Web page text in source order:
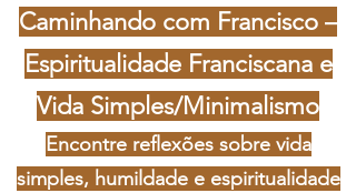
Caminhando com Francisco –
Espiritualidade Franciscana e
Vida Simples/Minimalismo
Encontre reflexões sobre vida
simples, humildade e espiritualidade